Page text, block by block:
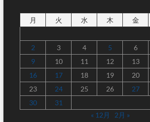
月 火 水 木 金
2
3 4 5 6
9
10 11 12 13
16
17 18 19 20
23
24 25 26 27
30
31
« 12月
2月 »